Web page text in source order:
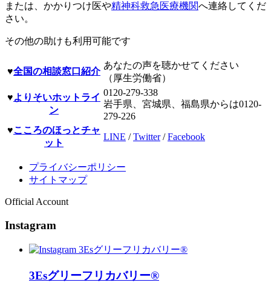
または、かかりつけ医や精神科救急医療機関へ連絡してくだ
さい。
その他の助けも利用可能です
♥全国の相談窓口紹介
あなたの声を聴かせてください
（厚生労働省）
♥よりそいホットライ
ン
0120-279-338
岩手県、宮城県、福島県からは0120-
279-226
♥こころのほっとチャ
ット
LINE /Twitter/Facebook
プライバシーポリシー
サイトマップ
Official Account
Instagram
3Esグリーフリカバリー®